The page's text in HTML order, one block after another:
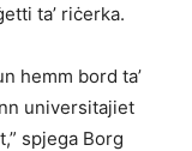
ta’ riċerka.
hemm bord ta’
universitajiet
spjega Borg